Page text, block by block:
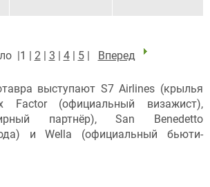
|1 | 2| 3 | 4| 5| Вперед
выступают S7 Airlines (крылья
Factor (официальный визажист),
партнёр), San Benedetto
и Wella (официальный бьюти-